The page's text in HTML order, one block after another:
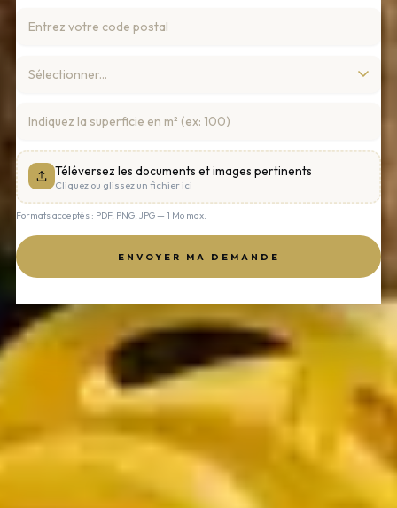
Téléversez les documents et images pertinents
Cliquez ou glissez un fichier ici
Formats acceptés : PDF, PNG, JPG — 1 Mo max.
ENVOYER MA DEMANDE